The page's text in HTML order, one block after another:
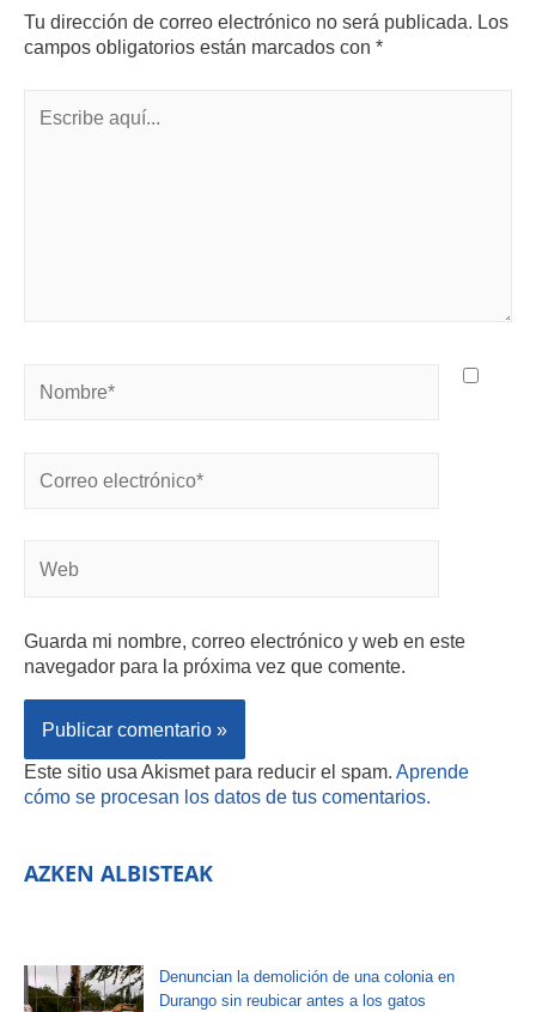
Tu dirección de correo electrónico no será publicada. Los
campos obligatorios están marcados con *
Guarda mi nombre, correo electrónico y web en este
navegador para la próxima vez que comente.
Este sitio usa Akismet para reducir el spam. Aprende
cómo se procesan los datos de tus comentarios.
AZKEN ALBISTEAK
Denuncian la demolición de una colonia en
Durango sin reubicar antes a los gatos